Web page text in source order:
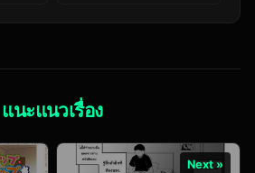
แนะแนวเรื่อง
Next »